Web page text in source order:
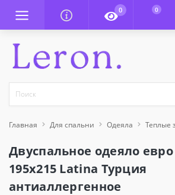
0 0
Главная Для спальни Одеяла Теплые
Двуспальное одеяло евро
195x215 Latina Турция
антиаллергенное